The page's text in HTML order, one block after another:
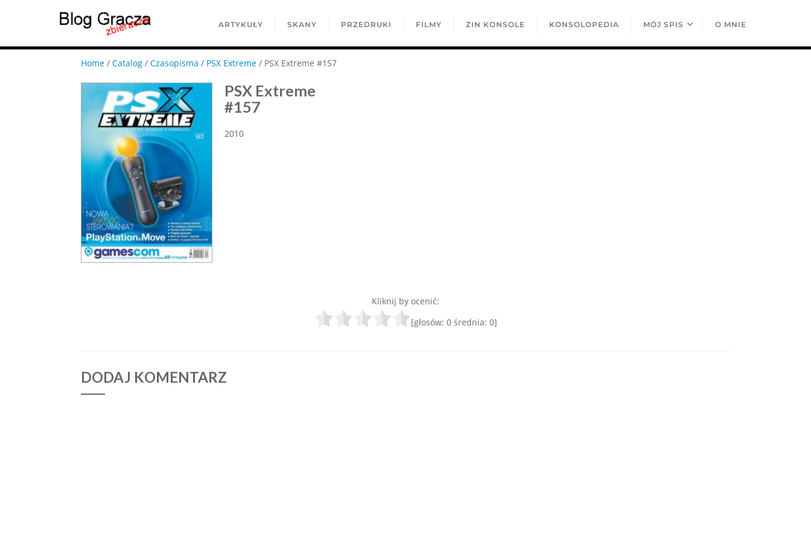
ARTYKUŁY SKANY PRZEDRUKI FILMY ZIN KONSOLE KONSOLOPEDIA MÓJ SPIS O MNIE
Home /Catalog /Czasopisma / PSX Extreme / PSX Extreme #157
PSX Extreme
#157
2010
Kliknij by ocenić:
[głosów: 0średnia: 0]
DODAJ KOMENTARZ